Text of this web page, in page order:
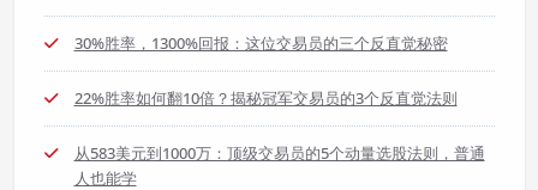
30%胜率，1300%回报：这位交易员的三个反直觉秘密
22%胜率如何翻10倍？揭秘冠军交易员的3个反直觉法则
从583美元到1000万：顶级交易员的5个动量选股法则，普通
人也能学